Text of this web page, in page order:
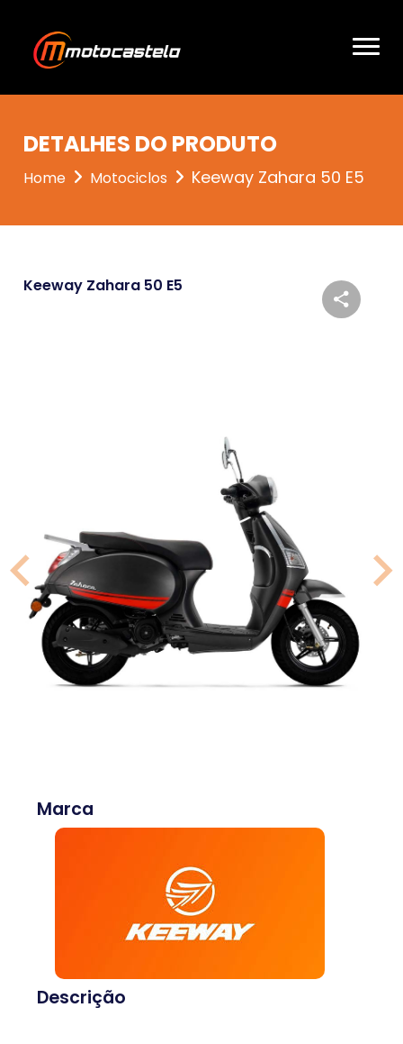
DETALHES DO PRODUTO
Home Motociclos Keeway Zahara 50 E5
Keeway Zahara 50 E5
Marca
Descrição